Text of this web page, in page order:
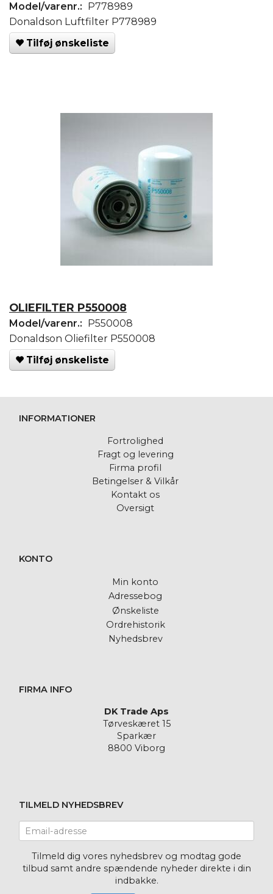
Model/varenr.:
P778989
Donaldson Luftfilter P778989
Tilføj ønskeliste
OLIEFILTER P550008
Model/varenr.: P550008
Donaldson Oliefilter P550008
Tilføj ønskeliste
INFORMATIONER
Fortrolighed
Fragt og levering
Firma profil
Betingelser & Vilkår
Kontakt os
Oversigt
KONTO
Min konto
Adressebog
Ønskeliste
Ordrehistorik
Nyhedsbrev
FIRMA INFO
DK Trade Aps
Tørveskæret 15
Sparkær
8800 Viborg
TILMELD NYHEDSBREV
adresse
Tilmeld dig vores nyhedsbrev og modtag gode
tilbud samt andre spændende nyheder direkte i din
indbakke.